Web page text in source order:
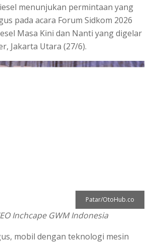
menunjukan permintaan yang
pada acara Forum Sidkom 2026
Masa Kini dan Nanti yang digelar
Jakarta Utara (27/6).
Patar/OtoHub.co
Inchcape GWM Indonesia
mobil dengan teknologi mesin